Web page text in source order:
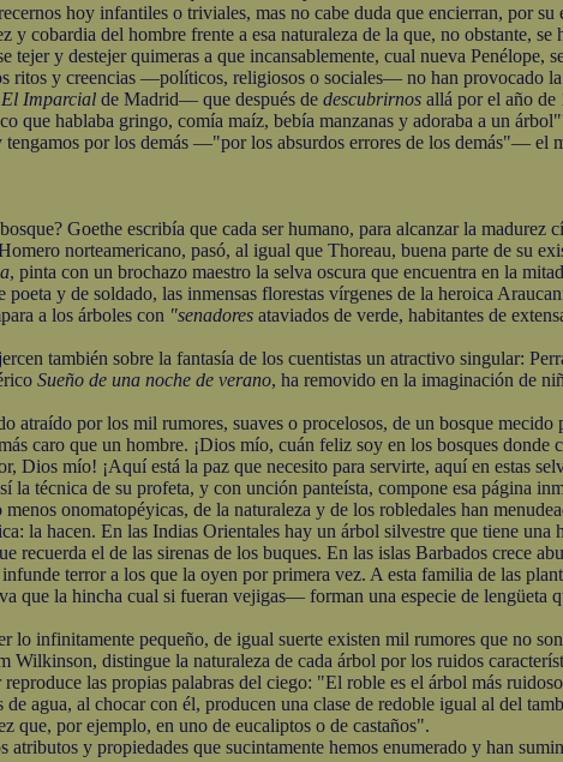
hoy infantiles o triviales, mas no cabe duda que encierran, por su
cobardia del hombre frente a esa naturaleza de la que, no obstante, se
tejer y destejer quimeras a que incansablemente, cual nueva Penélope,
ritos y creencias —políticos, religiosos o sociales— no han provocado
El Imparcial de Madrid— que después de descubrirnos allá por el año de
que hablaba gringo, comía maíz, bebía manzanas y adoraba a un
por los demás —"por los absurdos errores de los demás"— el
Goethe escribía que cada ser humano, para alcanzar la madurez
norteamericano, pasó, al igual que Thoreau, buena parte de su
, pinta con un brochazo maestro la selva oscura que encuentra en la
y de soldado, las inmensas florestas vírgenes de la heroica
a los árboles con "senadores ataviados de verde, habitantes de
también sobre la fantasía de los cuentistas un atractivo singular:
Sueño de una noche de verano, ha removido en la imaginación de
por los mil rumores, suaves o procelosos, de un bosque mecido
caro que un hombre. ¡Dios mío, cuán feliz soy en los bosques donde
Dios mío! ¡Aquí está la paz que necesito para servirte, aquí en estas
la técnica de su profeta, y con unción panteísta, compone esa página
onomatopéyicas, de la naturaleza y de los robledales han
hacen. En las Indias Orientales hay un árbol silvestre que tiene una
recuerda el de las sirenas de los buques. En las islas Barbados crece
terror a los que la oyen por primera vez. A esta familia de las
que la hincha cual si fueran vejigas— forman una especie de lengüeta
infinitamente pequeño, de igual suerte existen mil rumores que no
Wilkinson, distingue la naturaleza de cada árbol por los ruidos
las propias palabras del ciego: "El roble es el árbol más
agua, al chocar con él, producen una clase de redoble igual al del
que, por ejemplo, en uno de eucaliptos o de castaños".
y propiedades que sucintamente hemos enumerado y han